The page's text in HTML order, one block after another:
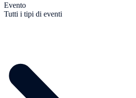
Evento
Tutti i tipi di eventi